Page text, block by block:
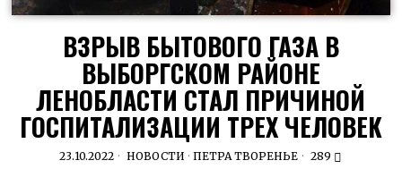
ВЗРЫВ БЫТОВОГО ГАЗА В
ВЫБОРГСКОМ РАЙОНЕ
ЛЕНОБЛАСТИ СТАЛ ПРИЧИНОЙ
ГОСПИТАЛИЗАЦИИ ТРЕХ ЧЕЛОВЕК
23.10.2022 НОВОСТИ · ПЕТРА ТВОРЕНЬЕ 289